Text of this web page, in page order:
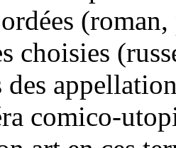
choisies
des
comico-